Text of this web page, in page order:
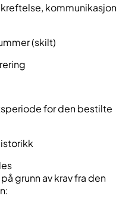
kommunikasjon
(skilt)
for den bestilte
grunn av krav fra den